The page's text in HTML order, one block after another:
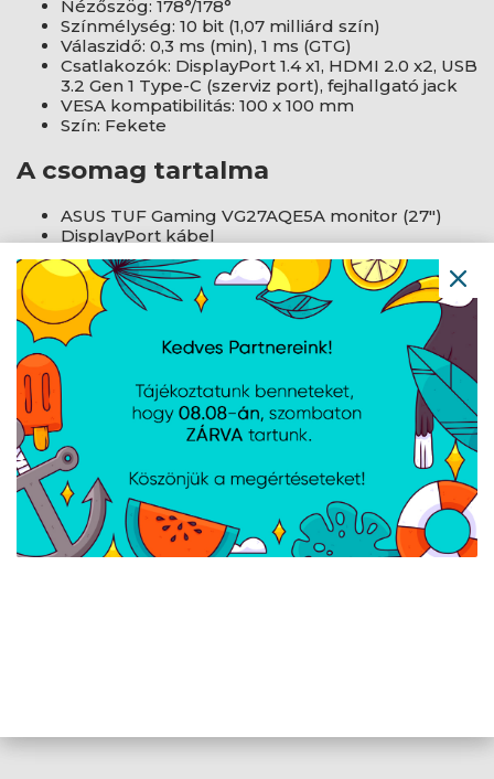
Nézőszög: 178°/178°
Színmélység: 10 bit (1,07 milliárd szín)
Válaszidő: 0,3 ms (min), 1 ms (GTG)
Csatlakozók: DisplayPort 1.4 x1, HDMI 2.0 x2, USB
3.2 Gen 1 Type-C (szerviz port), fejhallgató jack
VESA kompatibilitás: 100 x 100 mm
Szín: Fekete
A csomag tartalma
ASUS TUF Gaming VG27AQE5A monitor (27")
DisplayPort kábel
Tápkábel
Felhasználói kézikönyv
AJÁNLATUNKBÓL
monitor
280Hz WOLED fekete